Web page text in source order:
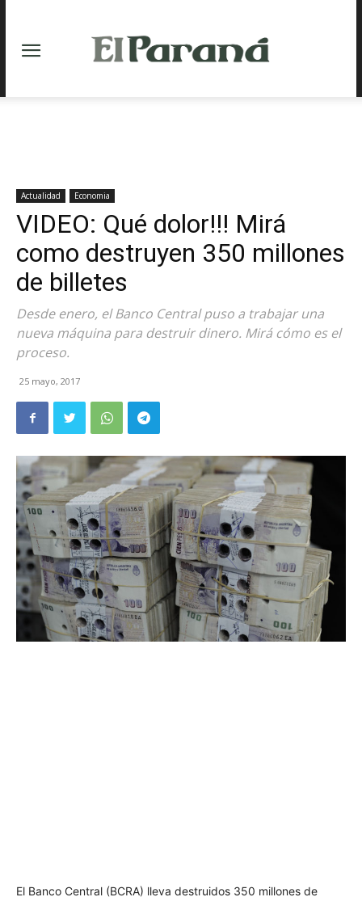
Actualidad Economia
VIDEO: Qué dolor!!! Mirá
como destruyen 350 millones
de billetes
Desde enero, el Banco Central puso a trabajar una
nueva máquina para destruir dinero. Mirá cómo es el
proceso.
25 mayo, 2017
El Banco Central (BCRA) lleva destruidos 350 millones de